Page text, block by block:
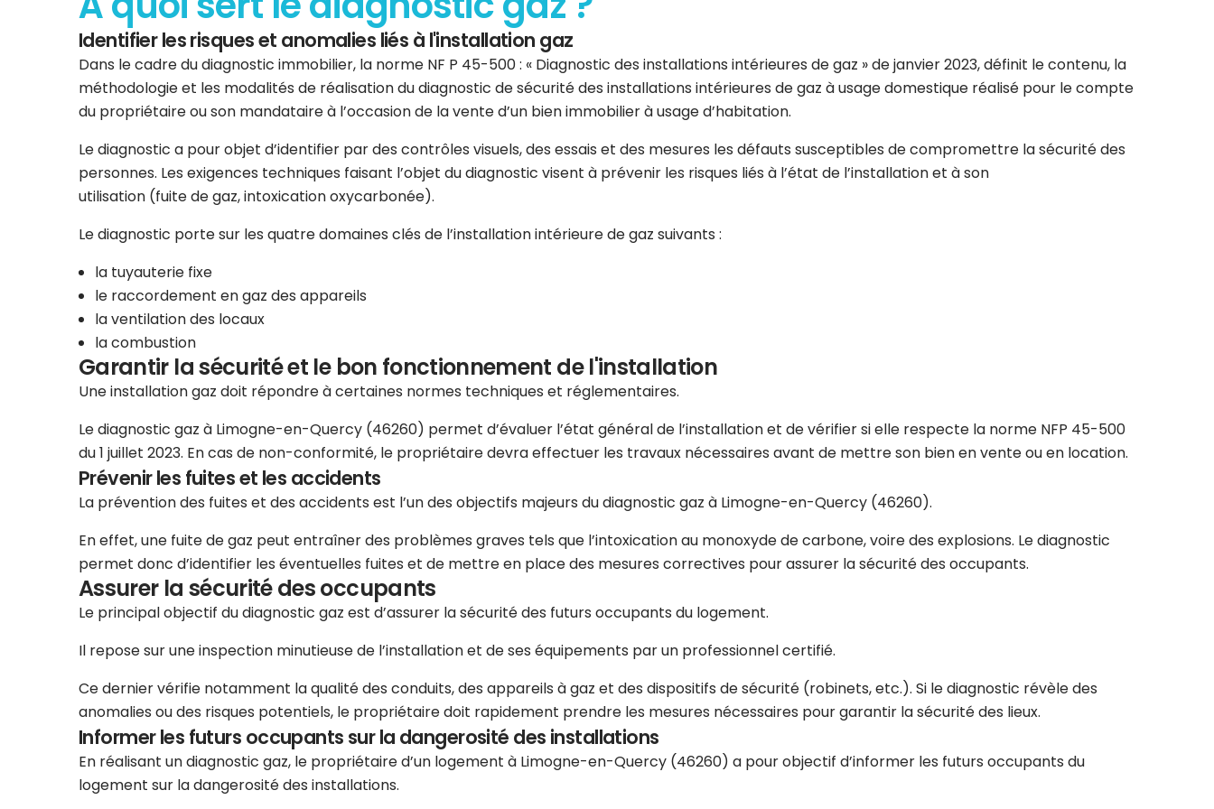
Identifier les risques et anomalies liés à l'installation gaz
Dans le cadre du diagnostic immobilier, la norme NF P 45-500 : « Diagnostic des installations intérieures de gaz » de janvier 2023, définit le contenu, la
méthodologie et les modalités de réalisation du diagnostic de sécurité des installations intérieures de gaz à usage domestique réalisé pour le compte
du propriétaire ou son mandataire à l’occasion de la vente d’un bien immobilier à usage d’habitation.
Le diagnostic a pour objet d’identifier par des contrôles visuels, des essais et des mesures les défauts susceptibles de compromettre la sécurité des
personnes. Les exigences techniques faisant l’objet du diagnostic visent à prévenir les risques liés à l’état de l’installation et à son
utilisation (fuite de gaz, intoxication oxycarbonée).
Le diagnostic porte sur les quatre domaines clés de l’installation intérieure de gaz suivants :
la tuyauterie fixe
le raccordement en gaz des appareils
la ventilation des locaux
la combustion
Garantir la sécurité et le bon fonctionnement de l'installation
Une installation gaz doit répondre à certaines normes techniques et réglementaires.
Le diagnostic gaz à Limogne-en-Quercy (46260) permet d’évaluer l’état général de l’installation et de vérifier si elle respecte la norme NFP 45-500
du 1 juillet 2023. En cas de non-conformité, le propriétaire devra effectuer les travaux nécessaires avant de mettre son bien en vente ou en location.
Prévenir les fuites et les accidents
La prévention des fuites et des accidents est l’un des objectifs majeurs du diagnostic gaz à Limogne-en-Quercy (46260).
En effet, une fuite de gaz peut entraîner des problèmes graves tels que l’intoxication au monoxyde de carbone, voire des explosions. Le diagnostic
permet donc d’identifier les éventuelles fuites et de mettre en place des mesures correctives pour assurer la sécurité des occupants.
Assurer la sécurité des occupants
Le principal objectif du diagnostic gaz est d’assurer la sécurité des futurs occupants du logement.
Il repose sur une inspection minutieuse de l’installation et de ses équipements par un professionnel certifié.
Ce dernier vérifie notamment la qualité des conduits, des appareils à gaz et des dispositifs de sécurité (robinets, etc.). Si le diagnostic révèle des
anomalies ou des risques potentiels, le propriétaire doit rapidement prendre les mesures nécessaires pour garantir la sécurité des lieux.
Informer les futurs occupants sur la dangerosité des installations
En réalisant un diagnostic gaz, le propriétaire d’un logement à Limogne-en-Quercy (46260) a pour objectif d’informer les futurs occupants du
logement sur la dangerosité des installations.